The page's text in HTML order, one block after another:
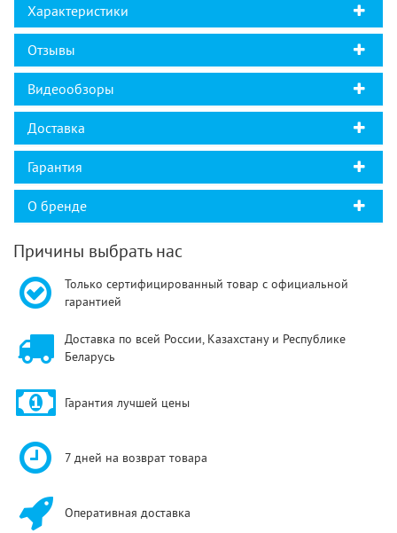
Характеристики
Отзывы
Видеообзоры
Доставка
Гарантия
О бренде
Причины выбрать нас
Только сертифицированный товар с официальной
гарантией
Доставка по всей России, Казахстану и Республике
Беларусь
Гарантия лучшей цены
7 дней на возврат товара
Оперативная доставка